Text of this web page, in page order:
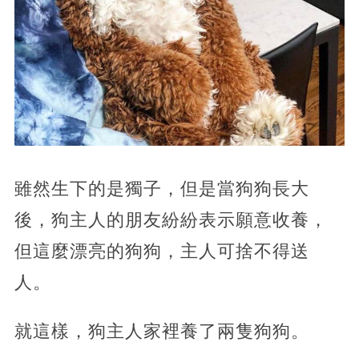
雖然生下的是獨子，但是當狗狗長大
後，狗主人的朋友紛紛表示願意收養，
但這麼漂亮的狗狗，主人可捨不得送
人。
就這樣，狗主人家裡養了兩隻狗狗。